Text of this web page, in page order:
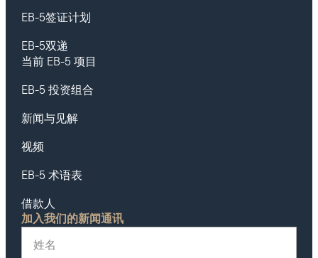
EB-5签证计划
EB-5双递
当前 EB-5 项目
EB-5 投资组合
新闻与见解
视频
EB-5 术语表
借款人
加入我们的新闻通讯